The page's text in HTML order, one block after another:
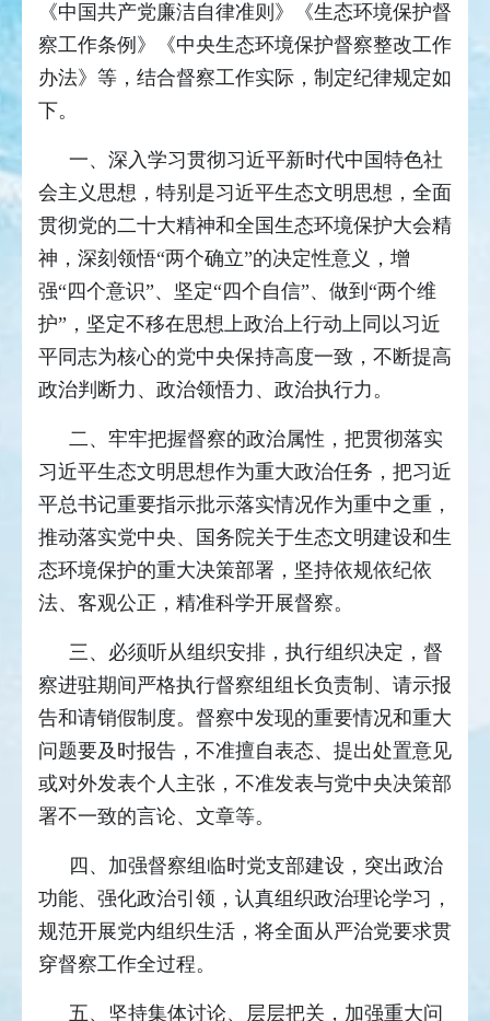
《中国共产党廉洁自律准则》《生态环境保护督
察工作条例》《中央生态环境保护督察整改工作
办法》等，结合督察工作实际，制定纪律规定如
下。
一、深入学习贯彻习近平新时代中国特色社
会主义思想，特别是习近平生态文明思想，全面
贯彻党的二十大精神和全国生态环境保护大会精
神，深刻领悟“两个确立”的决定性意义，增
强“四个意识”、坚定“四个自信”、做到“两个维
护”，坚定不移在思想上政治上行动上同以习近
平同志为核心的党中央保持高度一致，不断提高
政治判断力、政治领悟力、政治执行力。
二、牢牢把握督察的政治属性，把贯彻落实
习近平生态文明思想作为重大政治任务，把习近
平总书记重要指示批示落实情况作为重中之重，
推动落实党中央、国务院关于生态文明建设和生
态环境保护的重大决策部署，坚持依规依纪依
法、客观公正，精准科学开展督察。
三、必须听从组织安排，执行组织决定，督
察进驻期间严格执行督察组组长负责制、请示报
告和请销假制度。督察中发现的重要情况和重大
问题要及时报告，不准擅自表态、提出处置意见
或对外发表个人主张，不准发表与党中央决策部
署不一致的言论、文章等。
四、加强督察组临时党支部建设，突出政治
功能、强化政治引领，认真组织政治理论学习，
规范开展党内组织生活，将全面从严治党要求贯
穿督察工作全过程。
五、坚持集体讨论、层层把关，加强重大问